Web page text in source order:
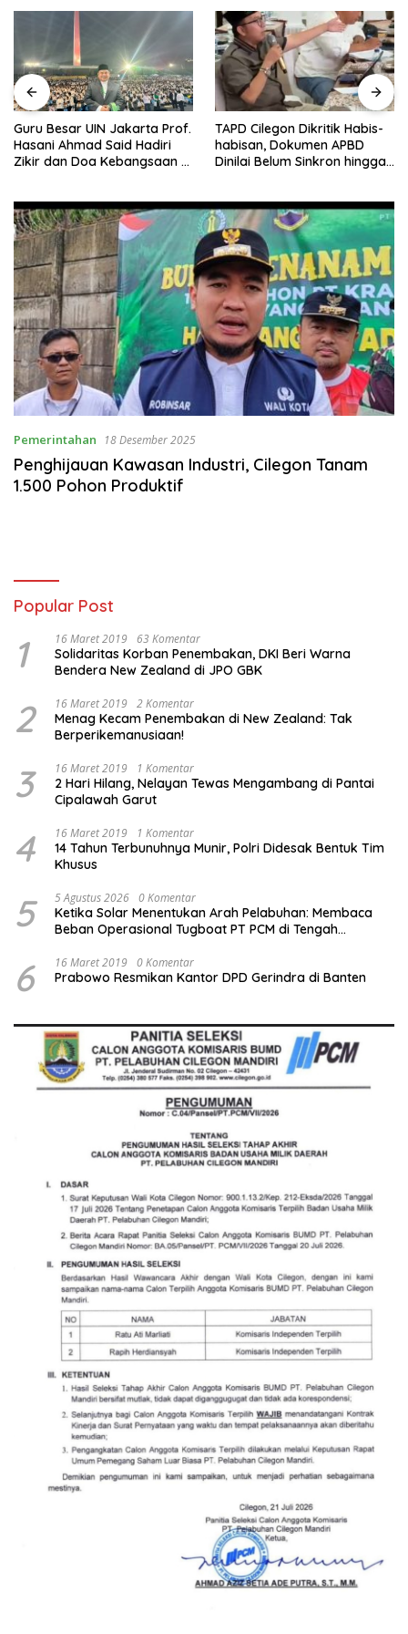
Guru Besar UIN Jakarta Prof.
Hasani Ahmad Said Hadiri
Zikir dan Doa Kebangsaan di
TAPD Cilegon Dikritik Habis-
habisan, Dokumen APBD
Dinilai Belum Sinkron hingga
Pemerintahan 18 Desember 2025
Penghijauan Kawasan Industri, Cilegon Tanam
1.500 Pohon Produktif
Popular Post
1 16 Maret 2019 63 Komentar
Solidaritas Korban Penembakan, DKI Beri Warna
Bendera New Zealand di JPO GBK
2 16 Maret 2019 2 Komentar
Menag Kecam Penembakan di New Zealand: Tak
Berperikemanusiaan!
3 16 Maret 2019 1 Komentar
2 Hari Hilang, Nelayan Tewas Mengambang di Pantai
Cipalawah Garut
4 16 Maret 2019 1 Komentar
14 Tahun Terbunuhnya Munir, Polri Didesak Bentuk Tim
Khusus
5 5 Agustus 2026 0 Komentar
Ketika Solar Menentukan Arah Pelabuhan: Membaca
Beban Operasional Tugboat PT PCM di Tengah
6 16 Maret 2019 0 Komentar
Prabowo Resmikan Kantor DPD Gerindra di Banten